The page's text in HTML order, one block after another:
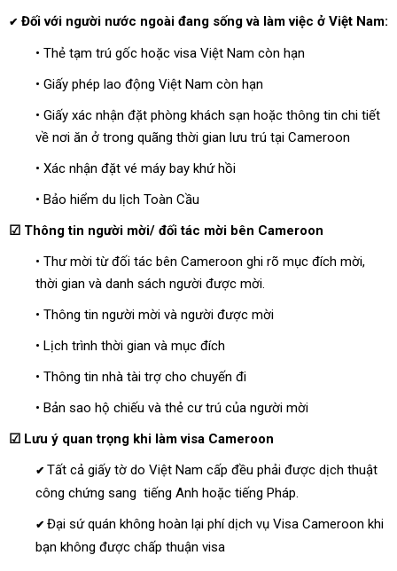
✔ Đối với người nước ngoài đang sống và làm việc ở Việt Nam:
• Thẻ tạm trú gốc hoặc visa Việt Nam còn hạn
• Giấy phép lao động Việt Nam còn hạn
• Giấy xác nhận đặt phòng khách sạn hoặc thông tin chi tiết
về nơi ăn ở trong quãng thời gian lưu trú tại Cameroon
• Xác nhận đặt vé máy bay khứ hồi
• Bảo hiểm du lịch Toàn Cầu
☑ Thông tin người mời/ đối tác mời bên Cameroon
• Thư mời từ đối tác bên Cameroon ghi rõ mục đích mời,
thời gian và danh sách người được mời.
• Thông tin người mời và người được mời
• Lịch trình thời gian và mục đích
• Thông tin nhà tài trợ cho chuyến đi
• Bản sao hộ chiếu và thẻ cư trú của người mời
☑ Lưu ý quan trọng khi làm visa Cameroon
✔ Tất cả giấy tờ do Việt Nam cấp đều phải được dịch thuật
công chứng sang tiếng Anh hoặc tiếng Pháp.
✔ Đại sứ quán không hoàn lại phí dịch vụ Visa Cameroon khi
bạn không được chấp thuận visa